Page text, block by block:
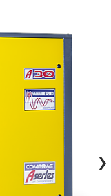
›